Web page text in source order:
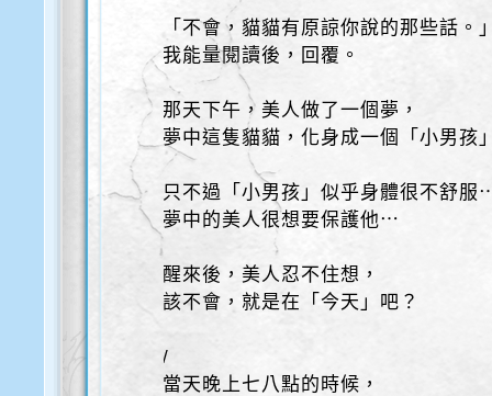
「不會，貓貓有原諒你說的那些話。
我能量閱讀後，回覆。
那天下午，美人做了一個夢，
夢中這隻貓貓，化身成一個「小男孩
只不過「小男孩」似乎身體很不舒服
夢中的美人很想要保護他⋯
醒來後，美人忍不住想，
該不會，就是在「今天」吧？
/
當天晚上七八點的時候，